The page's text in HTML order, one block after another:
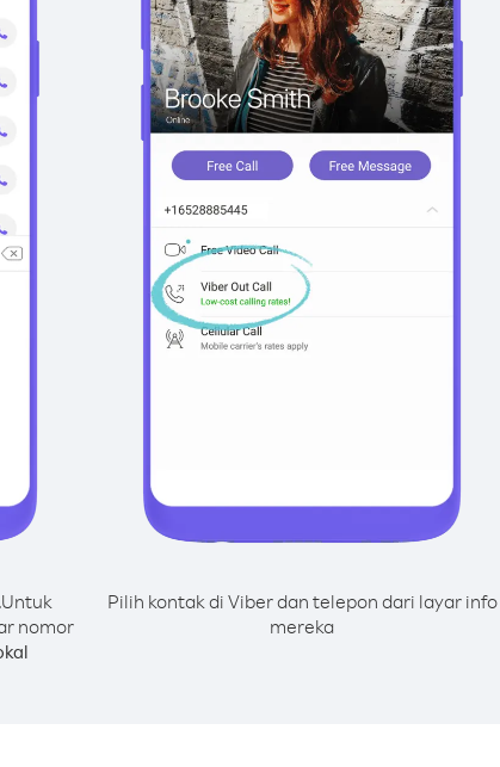
Untuk
nomor
Pilih kontak di Viber dan telepon dari layar info
mereka